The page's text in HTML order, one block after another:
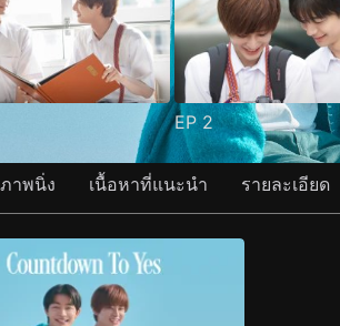
EP2
ภาพนิ่ง เนื้อหาที่แนะนำ รายละเอียด